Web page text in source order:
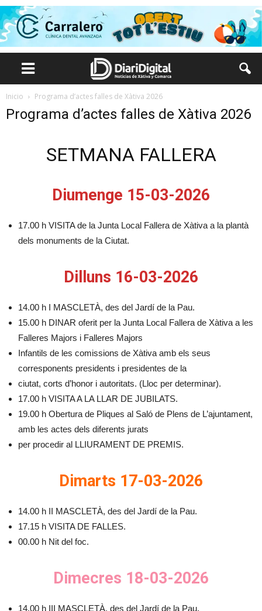
Inicio Programa d’actes falles de Xàtiva 2026
Programa d’actes falles de Xàtiva 2026
SETMANA FALLERA
Diumenge 15-03-2026
17.00 h VISITA de la Junta Local Fallera de Xàtiva a la plantà
dels monuments de la Ciutat.
Dilluns 16-03-2026
14.00 h I MASCLETÀ, des del Jardí de la Pau.
15.00 h DINAR oferit per la Junta Local Fallera de Xàtiva a les
Falleres Majors i Falleres Majors
Infantils de les comissions de Xàtiva amb els seus
corresponents presidents i presidentes de la
ciutat, corts d’honor i autoritats. (Lloc per determinar).
17.00 h VISITA A LA LLAR DE JUBILATS.
19.00 h Obertura de Pliques al Saló de Plens de L’ajuntament,
amb les actes dels diferents jurats
per procedir al LLIURAMENT DE PREMIS.
Dimarts 17-03-2026
14.00 h II MASCLETÀ, des del Jardí de la Pau.
17.15 h VISITA DE FALLES.
00.00 h Nit del foc.
Dimecres 18-03-2026
14.00 h III MASCLETÀ, des del Jardí de la Pau.